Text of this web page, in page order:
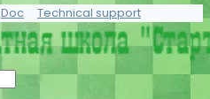
Doc Technical support